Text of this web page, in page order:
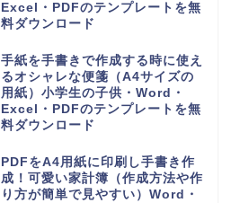
Excel・PDFのテンプレートを無
料ダウンロード
手紙を手書きで作成する時に使え
るオシャレな便箋（A4サイズの
用紙）小学生の子供・Word・
Excel・PDFのテンプレートを無
料ダウンロード
PDFをA4用紙に印刷し手書き作
成！可愛い家計簿（作成方法や作
り方が簡単で見やすい）Word・